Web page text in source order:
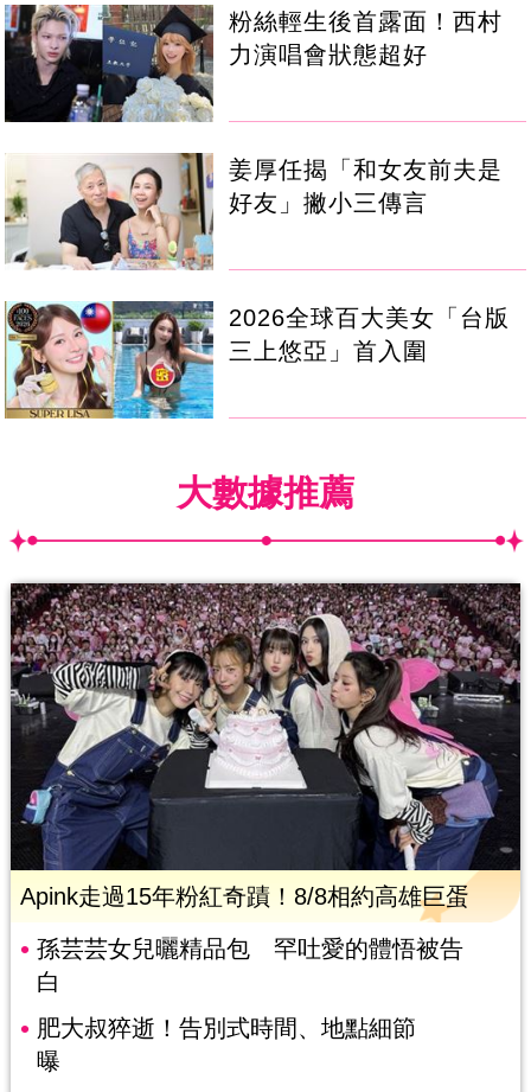
粉絲輕生後首露面！西村
力演唱會狀態超好
姜厚任揭「和女友前夫是
好友」撇小三傳言
2026全球百大美女「台版
三上悠亞」首入圍
大數據推薦
Apink走過15年粉紅奇蹟！8/8相約高雄巨蛋
孫芸芸女兒曬精品包 罕吐愛的體悟被告
白
肥大叔猝逝！告別式時間、地點細節
曝